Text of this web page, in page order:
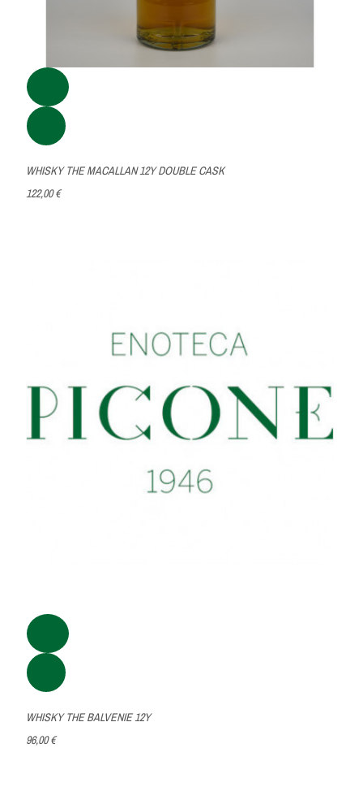
WHISKY THE MACALLAN 12Y DOUBLE CASK
122,00 €
WHISKY THE BALVENIE 12Y
96,00 €